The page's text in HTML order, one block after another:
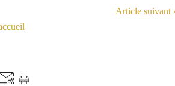
Article suivant